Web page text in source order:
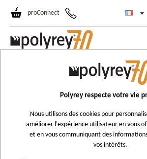
Polyrey respecte votre vie
Nous utilisons des cookies pour
améliorer l'expérience utilisateur en vous
et en vous communiquant des
vos intérêts.
proConnect
Bleu Oslo
Ajouter
à
la
liste
d'achats